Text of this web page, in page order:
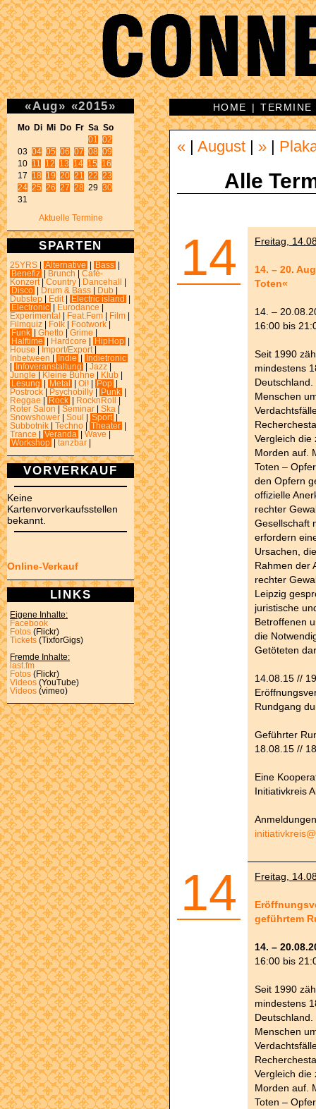
«Aug» «2015»
Mo Di Mi Do Fr Sa So
01
02
03 04 05 06 07 08 09
10 11 12 13 14 15
16
17 18 19 20 21 22 23
24 25 26 27 28 29 30
31
Aktuelle Termine
SPARTEN
25YRS Alternative Bass
Benefiz
Brunch
Café-
Konzert
Country Dancehall
Disco
Drum & Bass Dub
Dubstep
Edit Electric island
Electronic
Eurodance
Experimental
Feat.Fem Film
Filmquiz
Folk Footwork
Funk
Ghetto Grime
Halftime
Hardcore HipHop
House
Import/Export
Inbetween
Indie
Indietronic
Infoveranstaltung Jazz
Jungle
Kleine Bühne Klub
Lesung
Metal Oi! Pop
Postrock
Psychobilly Punk
Reggae
Rock RocknRoll
Roter Salon
Seminar Ska
Snowshower
Soul Sport
Subbotnik
Techno Theater
Trance
Veranda Wave
Workshop
tanzbar
VORVERKAUF
Keine
Kartenvorverkaufsstellen
bekannt.
Online-Verkauf
LINKS
Eigene Inhalte:
Facebook
Fotos (Flickr)
Tickets (TixforGigs)
Fremde Inhalte:
last.fm
Fotos (Flickr)
Videos (YouTube)
Videos (vimeo)
HOME |TERMINE
« August »
Alle
14 Freitag,
14. – 20.
Toten«
14. –
16:00 bis
Seit 1990
mindestens
Menschen
Vergleich die
Morden auf.
Toten –
den Opfern
offizielle
rechter
Gesellschaft
erfordern
Ursachen,
Rahmen der
rechter
Leipzig
juristische
Betroffenen
die
Getöteten
14.08.15 //
Rundgang
Geführter
18.08.15 //
Eine
Initiativkreis
14 Freitag,
geführtem
14. –
16:00 bis
Seit 1990
mindestens
Menschen
Vergleich die
Morden auf.
Toten –